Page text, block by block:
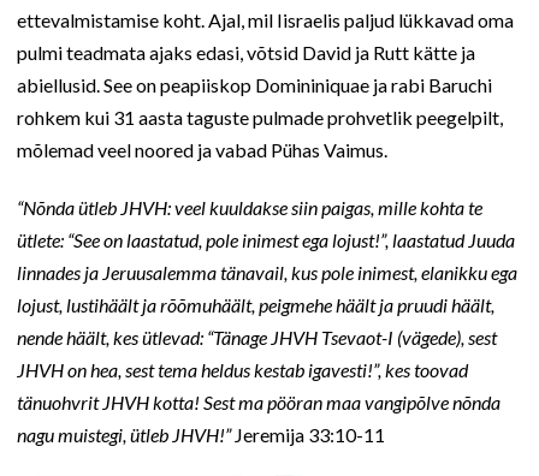
ettevalmistamise koht. Ajal, mil Iisraelis paljud lükkavad oma
pulmi teadmata ajaks edasi, võtsid David ja Rutt kätte ja
abiellusid. See on peapiiskop Domininiquae ja rabi Baruchi
rohkem kui 31 aasta taguste pulmade prohvetlik peegelpilt,
mõlemad veel noored ja vabad Pühas Vaimus.
“Nõnda ütleb JHVH: veel kuuldakse siin paigas, mille kohta te
ütlete: “See on laastatud, pole inimest ega lojust!”, laastatud Juuda
linnades ja Jeruusalemma tänavail, kus pole inimest, elanikku ega
lojust, lustihäält ja rõõmuhäält, peigmehe häält ja pruudi häält,
nende häält, kes ütlevad: “Tänage JHVH Tsevaot-I (vägede), sest
JHVH on hea, sest tema heldus kestab igavesti!”, kes toovad
tänuohvrit JHVH kotta! Sest ma pööran maa vangipõlve nõnda
nagu muistegi, ütleb JHVH!”Jeremija 33:10-11